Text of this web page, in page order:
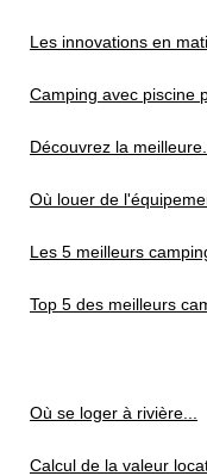
Les innovations en
Camping avec piscine
Découvrez la meilleure...
Où louer de
Les 5 meilleurs
Top 5 des meilleurs
Où se loger à rivière...
Calcul de la valeur